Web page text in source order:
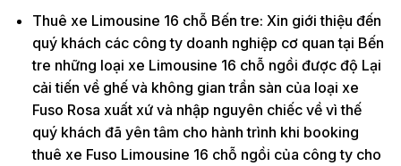
Thuê xe Limousine 16 chỗ Bến tre: Xin giới thiệu đến
quý khách các công ty doanh nghiệp cơ quan tại Bến
tre những loại xe Limousine 16 chỗ ngồi được độ Lại
cải tiến về ghế và không gian trần sàn của loại xe
Fuso Rosa xuất xứ và nhập nguyên chiếc về vì thế
quý khách đã yên tâm cho hành trình khi booking
thuê xe Fuso Limousine 16 chỗ ngồi của công ty cho